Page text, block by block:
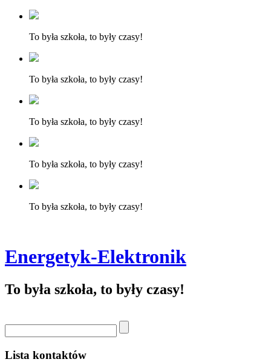
To była szkoła, to były czasy!
To była szkoła, to były czasy!
To była szkoła, to były czasy!
To była szkoła, to były czasy!
To była szkoła, to były czasy!
Energetyk-Elektronik
To była szkoła, to były czasy!
Lista kontaktów